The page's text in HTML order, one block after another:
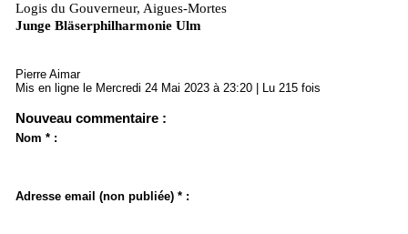
Logis du Gouverneur, Aigues-Mortes
Junge Bläserphilharmonie Ulm
Pierre Aimar
Mis en ligne le Mercredi 24 Mai 2023 à 23:20 | Lu 215 fois
Nouveau commentaire :
Nom * :
Adresse email (non publiée) * :